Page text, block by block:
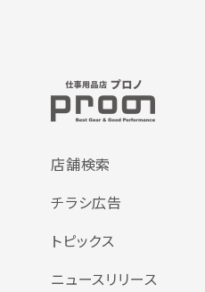
店舗検索
チラシ広告
トピックス
ニュースリリース